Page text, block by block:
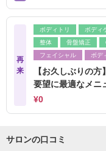
再
来
ボディトリ ボディ
整体
骨盤矯正
フェイシャル
ボデ
【お久しぶりの
要望に最適なメニ
¥0
サロンの口コミ